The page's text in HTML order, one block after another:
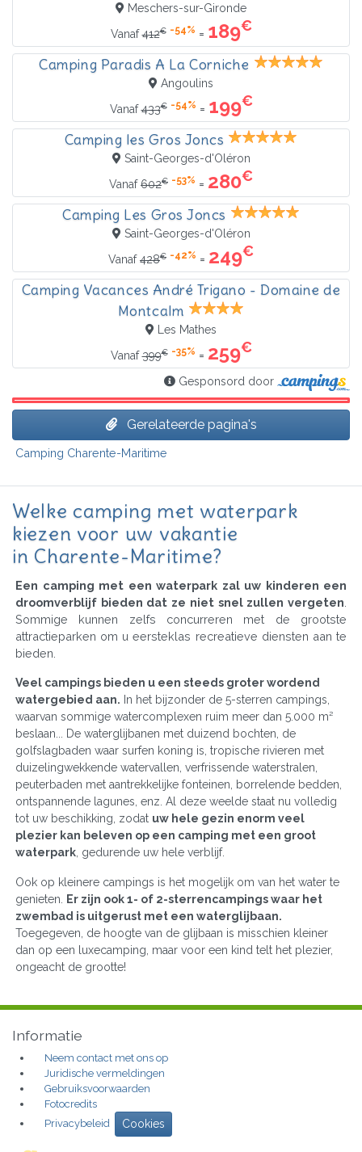
Meschers-sur-Gironde
Vanaf412€ -54% = 189€
Camping Paradis A La Corniche
Angoulins
Vanaf433€ -54% = 199€
Camping les Gros Joncs
Saint-Georges-d'Oléron
Vanaf602€ -53% = 280€
Camping Les Gros Joncs
Saint-Georges-d'Oléron
Vanaf428€ -42% = 249€
Camping Vacances André Trigano - Domaine de
Montcalm
Les Mathes
Vanaf399€ -35% = 259€
Gesponsord door
Gerelateerde pagina's
Camping Charente-Maritime
Welke camping met waterpark
kiezen voor uw vakantie
in Charente-Maritime?
Een camping met een waterpark zal uw kinderen een
droomverblijf bieden dat ze niet snel zullen vergeten
Sommige kunnen zelfs concurreren met de grootste
attractieparken om u eersteklas recreatieve diensten aan te
bieden.
Veel campings bieden u een steeds groter wordend
watergebied aan. In het bijzonder de 5-sterren campings,
waarvan sommige watercomplexen ruim meer dan 5.000 m²
beslaan... De waterglijbanen met duizend bochten, de
golfslagbaden waar surfen koning is, tropische rivieren met
duizelingwekkende watervallen, verfrissende waterstralen,
peuterbaden met aantrekkelijke fonteinen, borrelende bedden,
ontspannende lagunes, enz. Al deze weelde staat nu volledig
tot uw beschikking, zodat uw hele gezin enorm veel
plezier kan beleven op een camping met een groot
waterpark , gedurende uw hele verblijf.
Ook op kleinere campings is het mogelijk om van het water te
genieten.
Er zijn ook 1- of 2-sterrencampings waar het
zwembad is uitgerust met een waterglijbaan.
Toegegeven, de hoogte van de glijbaan is misschien kleiner
dan op een luxecamping, maar voor een kind telt het plezier,
ongeacht de grootte!
Informatie
Neem contact met ons op
Juridische vermeldingen
Gebruiksvoorwaarden
Fotocredits
Privacybeleid
Cookies